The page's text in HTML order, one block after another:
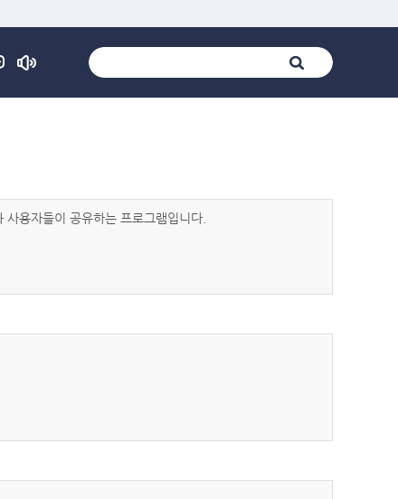
용자들이 공유하는 프로그램입니다.